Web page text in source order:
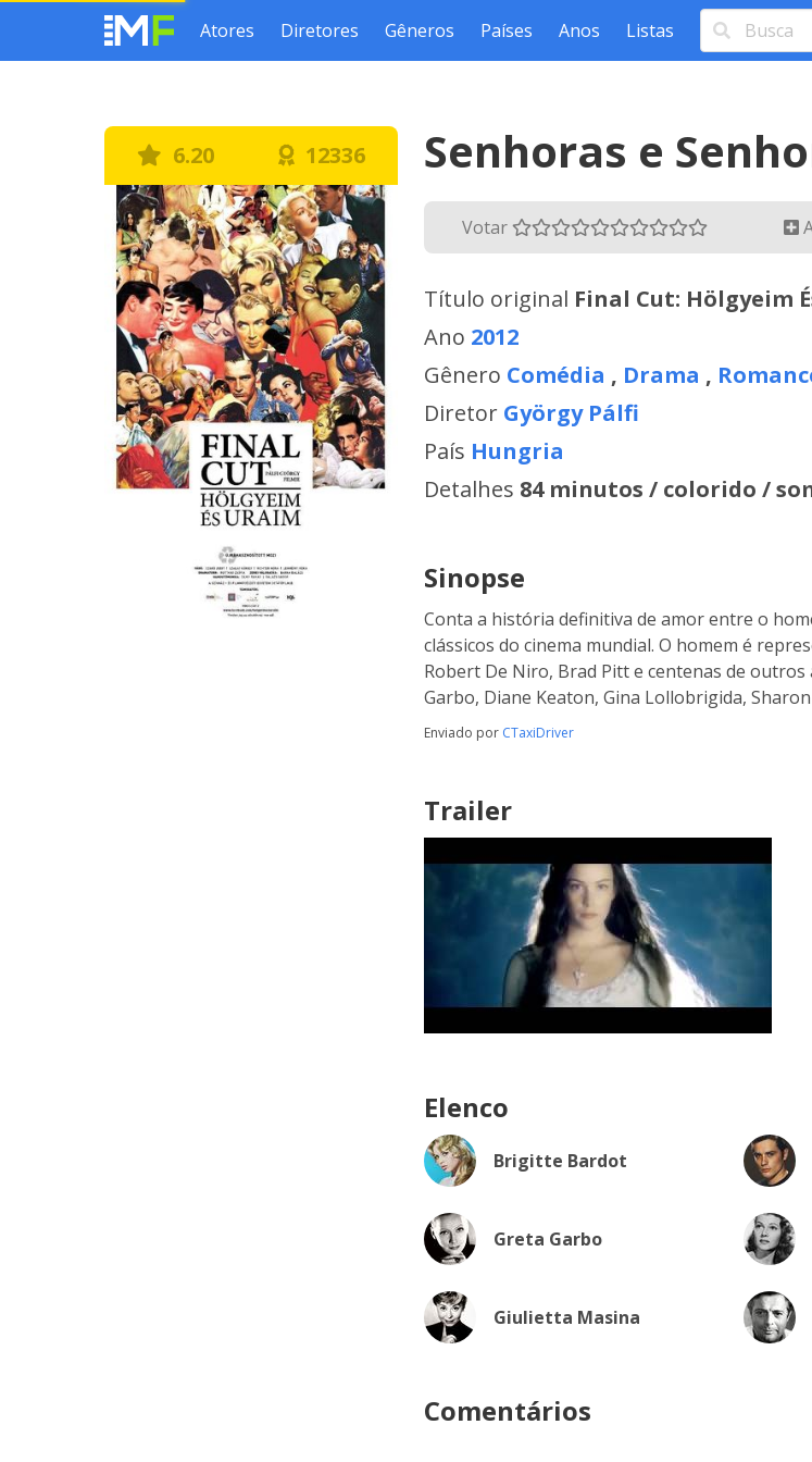
Atores Diretores Gêneros Países Anos Listas
6.20 12336 Senhoras e
Votar
Título original Final Cut: Hölgyeim
Ano 2012
Gênero Comédia , Drama ,
Diretor György Pálfi
País Hungria
Detalhes 84 minutos / colorido /
Sinopse
Conta a história definitiva de amor entre o
clássicos do cinema mundial. O homem é
Robert De Niro, Brad Pitt e centenas de
Garbo, Diane Keaton, Gina Lollobrigida,
Enviado por CTaxiDriver
Trailer
Elenco
Brigitte Bardot
Greta Garbo
Giulietta Masina
Comentários